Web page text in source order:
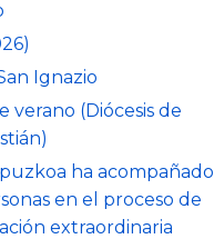
Ignazio
verano (Diócesis de
ha acompañado
en el proceso de
extraordinaria